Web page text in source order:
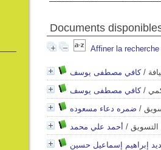
Documents
Affiner la recherche
/كافي مصطفى يوسف
/كافي مصطفى يوسف
/ ضمره دعاء مسعوده
التسويق / أحمد علي محمد
إبراهيم إسماعيل حسين